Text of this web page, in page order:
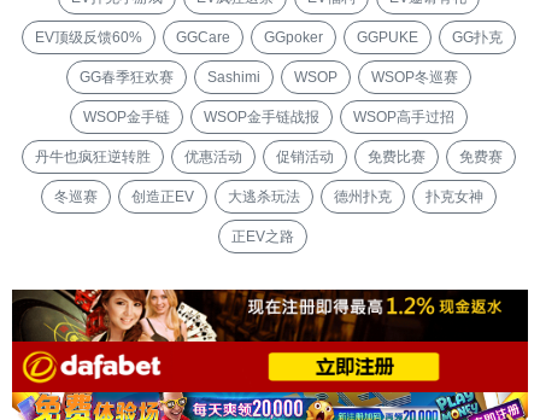
EV顶级反馈60% GGCare GGpoker GGPUKE GG扑克
GG春季狂欢赛 Sashimi WSOP WSOP冬巡赛
WSOP金手链 WSOP金手链战报 WSOP高手过招
丹牛也疯狂逆转胜 优惠活动 促销活动 免费比赛 免费赛
冬巡赛 创造正EV 大逃杀玩法 德州扑克 扑克女神
正EV之路